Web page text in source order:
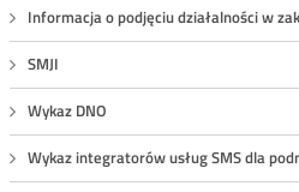
Informacja o podjęciu działalności w
SMJI
Wykaz DNO
Wykaz integratorów usług SMS dla